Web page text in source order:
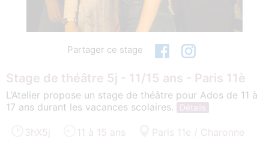
Partager ce stage
Stage de théâtre 5j - 11/15 ans - Paris 11è
L’Atelier propose un stage de théâtre pour Ados de 11 à
17 ans durant les vacances scolaires.
Détails
3hX5j 11 à 15 ans Paris 11e / Charonne